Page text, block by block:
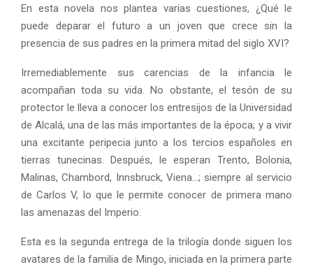
En esta novela nos plantea varias cuestiones, ¿Qué le
puede deparar el futuro a un joven que crece sin la
presencia de sus padres en la primera mitad del siglo XVI?
Irremediablemente sus carencias de la infancia le
acompañan toda su vida. No obstante, el tesón de su
protector le lleva a conocer los entresijos de la Universidad
de Alcalá, una de las más importantes de la época; y a vivir
una excitante peripecia junto a los tercios españoles en
tierras tunecinas. Después, le esperan Trento, Bolonia,
Malinas, Chambord, Innsbruck, Viena…; siempre al servicio
de Carlos V, lo que le permite conocer de primera mano
las amenazas del Imperio.
Esta es la segunda entrega de la trilogía donde siguen los
avatares de la familia de Mingo, iniciada en la primera parte